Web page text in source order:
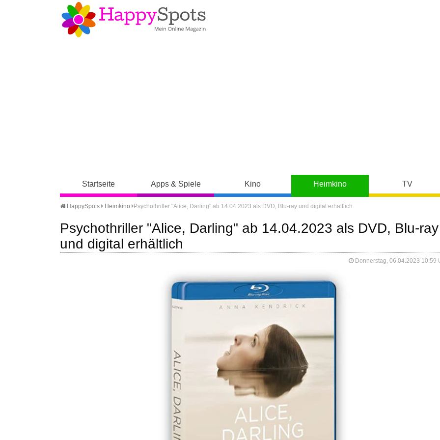
Startseite Apps & Spiele Kino Heimkino TV
HappySpots Heimkino Psychothriller "Alice, Darling" ab 14.04.2023 als DVD, Blu-ray und digital erhältlich
Psychothriller "Alice, Darling" ab 14.04.2023 als DVD, Blu-ray
und digital erhältlich
Donnerstag, 06.04.2023 10:59